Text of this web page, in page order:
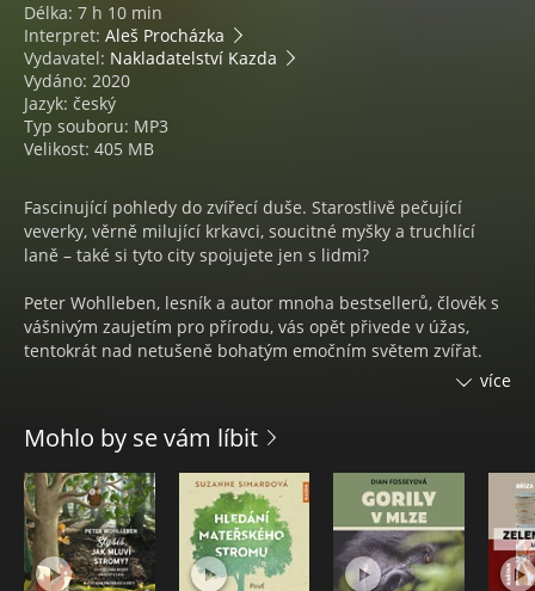
Délka: 7 h 10 min
Interpret: Aleš Procházka
Vydavatel: Nakladatelství Kazda
Vydáno: 2020
Jazyk: český
Typ souboru: MP3
Velikost: 405 MB
Fascinující pohledy do zvířecí duše. Starostlivě pečující
veverky, věrně milující krkavci, soucitné myšky a truchlící
laně – také si tyto city spojujete jen s lidmi?
Peter Wohlleben, lesník a autor mnoha bestsellerů, člověk s
vášnivým zaujetím pro přírodu, vás opět přivede v úžas,
tentokrát nad netušeně bohatým emočním světem zvířat.
Citový život zvířat - audiokniha, která odpovídá na otázku
„Mohou nás zvířata skutečně milovat ?“ Autor Peter
Wohlleben, čte Aleš Procházka.
více
Mohlo by se vám líbit